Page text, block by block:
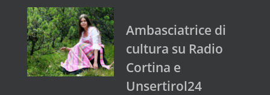
Ambasciatrice di
cultura su Radio
Cortina e
Unsertirol24